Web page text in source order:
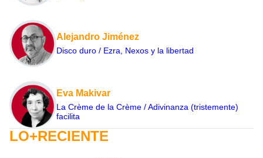
Alejandro Jiménez
Disco duro / Ezra, Nexos y la libertad
Eva Makivar
La Crème de la Crème / Adivinanza (tristemente)
facilita
LO+RECIENTE